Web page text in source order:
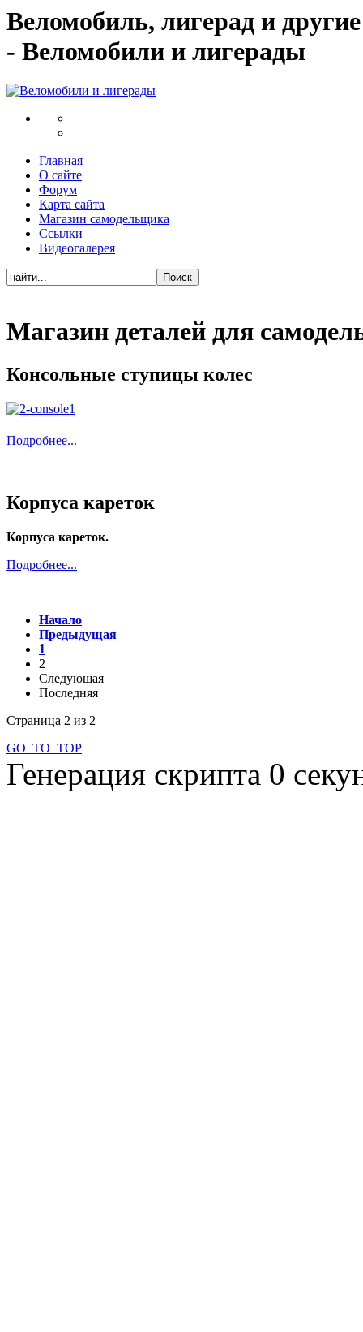
Веломобиль, лигерад и
- Веломобили и лигерады
Главная
О сайте
Форум
Карта сайта
Магазин самодельщика
Ссылки
Видеогалерея
Магазин деталей для
Консольные ступицы колес
Подробнее...
Корпуса кареток
Корпуса кареток.
Подробнее...
Начало
Предыдущая
1
2
Следующая
Последняя
Страница 2 из 2
GO_TO_TOP
Генерация скрипта 0